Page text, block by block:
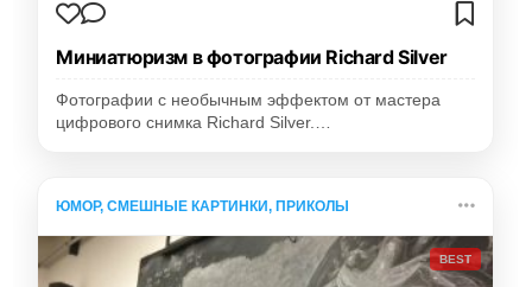
Миниатюризм в фотографии Richard Silver
Фотографии с необычным эффектом от мастера
цифрового снимка Richard Silver.…
ЮМОР, СМЕШНЫЕ КАРТИНКИ, ПРИКОЛЫ
BEST